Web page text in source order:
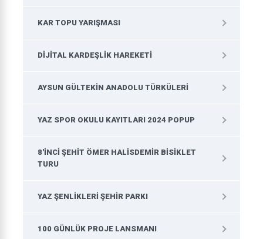
KAR TOPU YARIŞMASI
DIJITAL KARDEŞLIK HAREKETI
AYSUN GÜLTEKIN ANADOLU TÜRKÜLERI
YAZ SPOR OKULU KAYITLARI 2024 POPUP
8'INCI ŞEHIT ÖMER HALISDEMIR BISIKLET
TURU
YAZ ŞENLIKLERI ŞEHIR PARKI
100 GÜNLÜK PROJE LANSMANI